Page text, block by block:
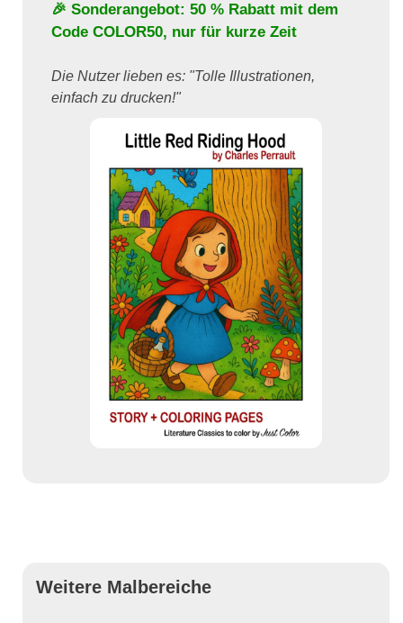
🎉 Sonderangebot: 50 % Rabatt mit dem
Code COLOR50, nur für kurze Zeit
Die Nutzer lieben es: "Tolle Illustrationen,
einfach zu drucken!"
Weitere Malbereiche